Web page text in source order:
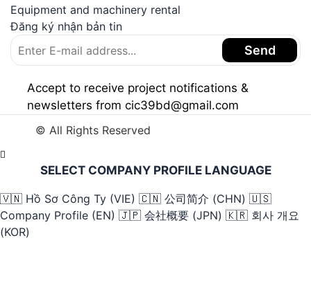
Equipment and machinery rental
Đăng ký nhận bản tin
Send
Accept to receive project notifications &
newsletters from cic39bd@gmail.com
© All Rights Reserved
SELECT COMPANY PROFILE LANGUAGE
🇻🇳 Hồ Sơ Công Ty (VIE) 🇨🇳 公司简介 (CHN) 🇺🇸
Company Profile (EN) 🇯🇵 会社概要 (JPN) 🇰🇷 회사 개요
(KOR)